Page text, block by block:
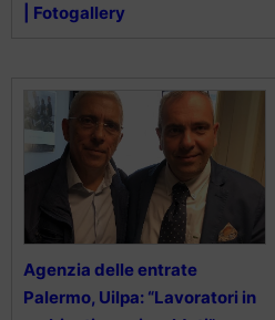
| Fotogallery
Agenzia delle entrate
Palermo, Uilpa: “Lavoratori in